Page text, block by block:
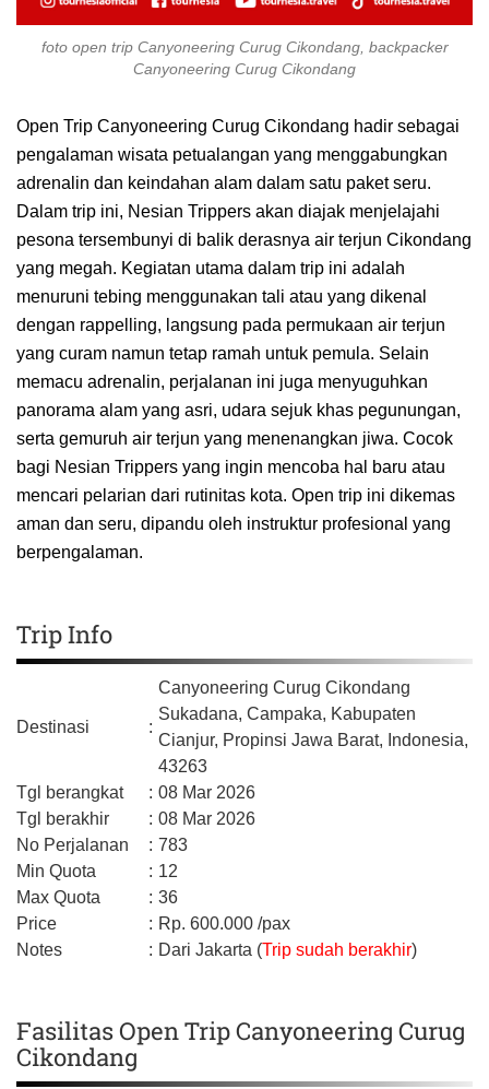
foto open trip Canyoneering Curug Cikondang, backpacker
Canyoneering Curug Cikondang
Open Trip Canyoneering Curug Cikondang hadir sebagai
pengalaman wisata petualangan yang menggabungkan
adrenalin dan keindahan alam dalam satu paket seru.
Dalam trip ini, Nesian Trippers akan diajak menjelajahi
pesona tersembunyi di balik derasnya air terjun Cikondang
yang megah. Kegiatan utama dalam trip ini adalah
menuruni tebing menggunakan tali atau yang dikenal
dengan rappelling, langsung pada permukaan air terjun
yang curam namun tetap ramah untuk pemula. Selain
memacu adrenalin, perjalanan ini juga menyuguhkan
panorama alam yang asri, udara sejuk khas pegunungan,
serta gemuruh air terjun yang menenangkan jiwa. Cocok
bagi Nesian Trippers yang ingin mencoba hal baru atau
mencari pelarian dari rutinitas kota. Open trip ini dikemas
aman dan seru, dipandu oleh instruktur profesional yang
berpengalaman.
Trip Info
Destinasi :
Canyoneering Curug Cikondang
Sukadana, Campaka, Kabupaten
Cianjur, Propinsi Jawa Barat, Indonesia,
43263
Tgl berangkat
: 08 Mar 2026
Tgl berakhir
: 08 Mar 2026
No Perjalanan
: 783
Min Quota
: 12
Max Quota
: 36
Price
: Rp. 600.000 /pax
Notes
: Dari Jakarta (Trip sudah berakhir)
Fasilitas Open Trip Canyoneering Curug
Cikondang